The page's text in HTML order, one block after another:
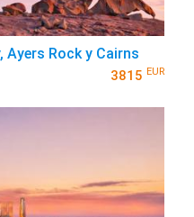
Ayers Rock y Cairns
3815 EUR